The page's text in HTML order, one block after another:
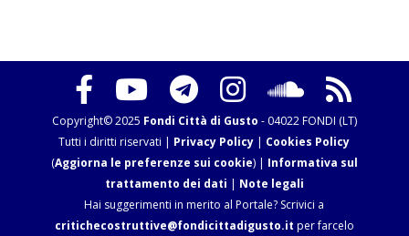
Copyright© 2025 Fondi Città di Gusto - 04022 FONDI (LT)
Tutti i diritti riservati | Privacy Policy | Cookies Policy
(Aggiorna le preferenze sui cookie) | Informativa sul
trattamento dei dati | Note legali
Hai suggerimenti in merito al Portale? Scrivici a
critichecostruttive@fondicittadigusto.it per farcelo